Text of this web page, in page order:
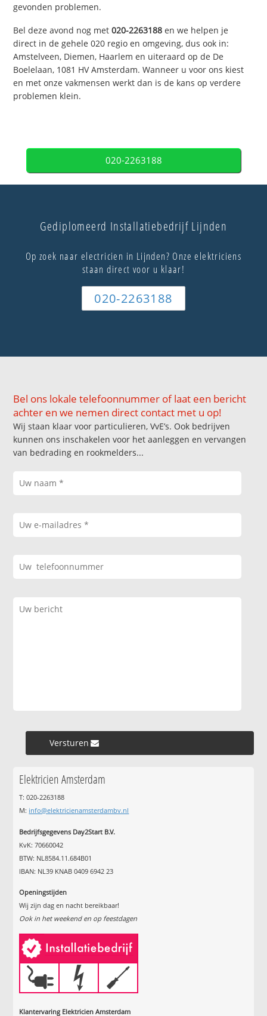
gevonden problemen.
Bel deze avond nog met020-2263188 en we helpen je
direct in de gehele 020 regio en omgeving, dus ook in:
Amstelveen, Diemen, Haarlem en uiteraard op de De
Boelelaan, 1081 HV Amsterdam. Wanneer u voor ons kiest
en met onze vakmensen werkt dan is de kans op verdere
problemen klein.
020-2263188
Gediplomeerd Installatiebedrijf Lijnden
Op zoek naar electricien in Lijnden? Onze elektriciens
staan direct voor u klaar!
020-2263188
Bel ons lokale telefoonnummer of laat een bericht
achter en we nemen direct contact met u op!
Wij staan klaar voor particulieren, VvE’s. Ook bedrijven
kunnen ons inschakelen voor het aanleggen en vervangen
van bedrading en rookmelders...
Versturen »
Elektricien Amsterdam
T: 020-2263188
M: info@elektricienamsterdambv.nl
Bedrijfsgegevens Day2Start B.V.
KvK: 70660042
BTW: NL8584.11.684B01
IBAN: NL39 KNAB 0409 6942 23
Openingstijden
Wij zijn dag en nacht bereikbaar!
Ook in het weekend en op feestdagen
Klantervaring Elektricien Amsterdam